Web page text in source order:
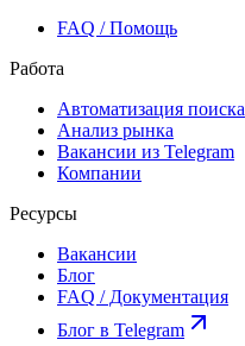
FAQ / Помощь
Работа
Автоматизация поиска
Анализ рынка
Вакансии из Telegram
Компании
Ресурсы
Вакансии
Блог
FAQ / Документация
Блог в Telegram